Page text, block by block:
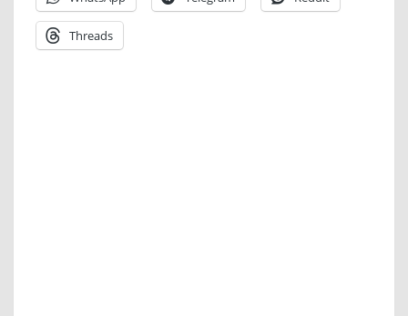
Threads